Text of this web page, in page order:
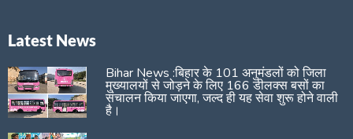
Latest News
Bihar News :बिहार के 101 अनुमंडलों को जिला
मुख्यालयों से जोड़ने के लिए 166 डीलक्स बसों का
संचालन किया जाएगा, जल्द ही यह सेवा शुरू होने वाली
है।